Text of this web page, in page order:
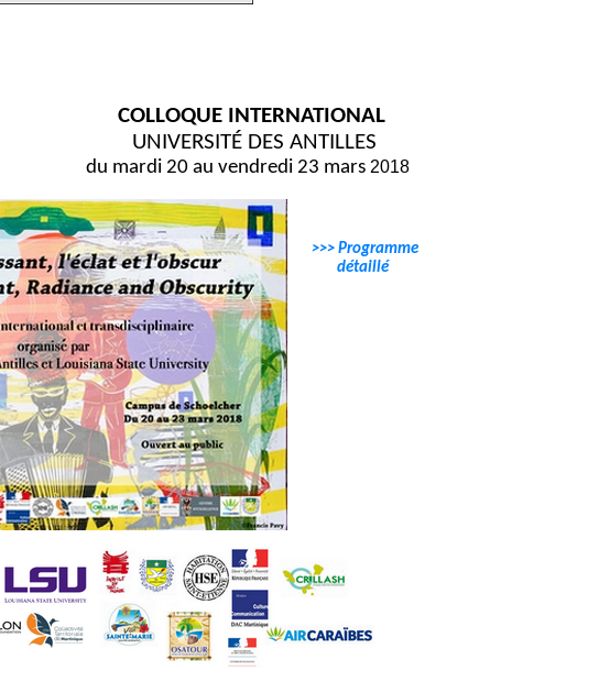
COLLOQUE INTERNATIONAL
UNIVERSITÉ DES ANTILLES
du mardi 20 au vendredi 23 mars 2018
>>> Programme
détaillé